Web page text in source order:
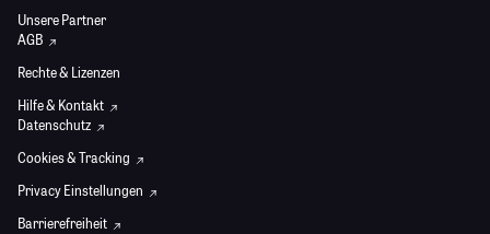
Unsere Partner
AGB
Rechte & Lizenzen
Hilfe & Kontakt
Datenschutz
Cookies & Tracking
Privacy Einstellungen
Barrierefreiheit